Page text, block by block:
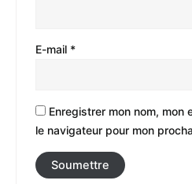
E-mail *
Enregistrer mon nom, mon
le navigateur pour mon